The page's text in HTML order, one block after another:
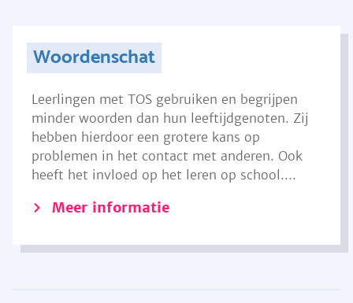
Woordenschat
Leerlingen met TOS gebruiken en begrijpen
minder woorden dan hun leeftijdgenoten. Zij
hebben hierdoor een grotere kans op
problemen in het contact met anderen. Ook
heeft het invloed op het leren op school....
Meer informatie